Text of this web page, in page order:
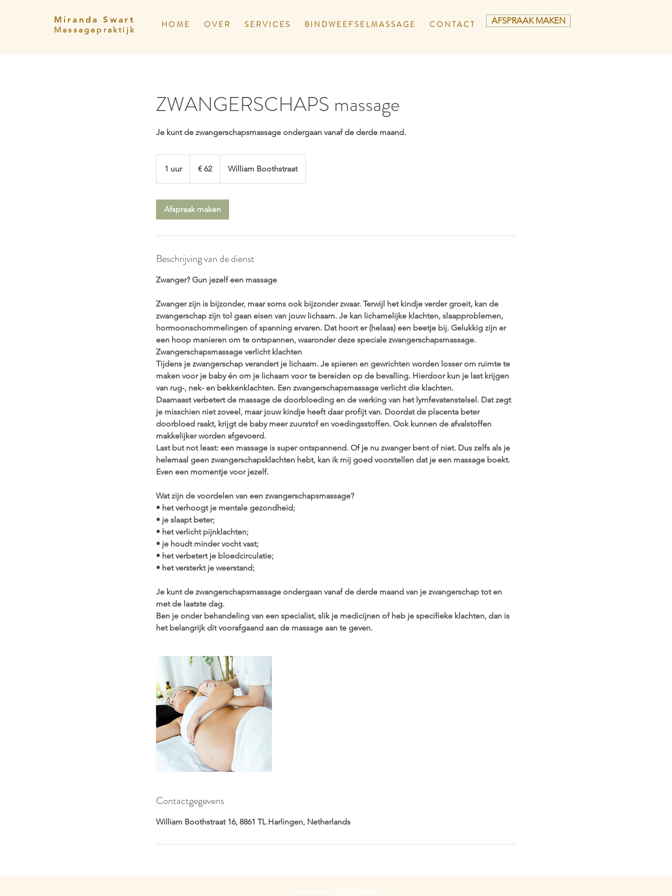
Miranda Swart
Massagepraktijk H O M E O V E R S E R V I C E S B I N D W E E F S E L M A S S A G E C O N T A C T AFSPRAAK MAKEN
ZWANGERSCHAPS massage
Je kunt de zwangerschapsmassage ondergaan vanaf de derde maand.
1 uur1
u
€ 62 William Boothstraat
Afspraak maken
Beschrijving van de dienst
Zwanger? Gun jezelf een massage
Zwanger zijn is bijzonder, maar soms ook bijzonder zwaar. Terwijl het kindje verder groeit, kan de
zwangerschap zijn tol gaan eisen van jouw lichaam. Je kan lichamelijke klachten, slaapproblemen,
hormoonschommelingen of spanning ervaren. Dat hoort er (helaas) een beetje bij. Gelukkig zijn er
een hoop manieren om te ontspannen, waaronder deze speciale zwangerschapsmassage.
Zwangerschapsmassage verlicht klachten
Tijdens je zwangerschap verandert je lichaam. Je spieren en gewrichten worden losser om ruimte te
maken voor je baby én om je lichaam voor te bereiden op de bevalling. Hierdoor kun je last krijgen
van rug-, nek- en bekkenklachten. Een zwangerschapsmassage verlicht die klachten.
Daarnaast verbetert de massage de doorbloeding en de werking van het lymfevatenstelsel. Dat zegt
je misschien niet zoveel, maar jouw kindje heeft daar profijt van. Doordat de placenta beter
doorbloed raakt, krijgt de baby meer zuurstof en voedingsstoffen. Ook kunnen de afvalstoffen
makkelijker worden afgevoerd.
Last but not least: een massage is super ontspannend. Of je nu zwanger bent of niet. Dus zelfs als je
helemaal geen zwangerschapsklachten hebt, kan ik mij goed voorstellen dat je een massage boekt.
Even een momentje voor jezelf.
Wat zijn de voordelen van een zwangerschapsmassage?
• het verhoogt je mentale gezondheid;
• je slaapt beter;
• het verlicht pijnklachten;
• je houdt minder vocht vast;
• het verbetert je bloedcirculatie;
• het versterkt je weerstand;
Je kunt de zwangerschapsmassage ondergaan vanaf de derde maand van je zwangerschap tot en
met de laatste dag.
Ben je onder behandeling van een specialist, slik je medicijnen of heb je specifieke klachten, dan is
het belangrijk dit voorafgaand aan de massage aan te geven.
Contactgegevens
William Boothstraat 16, 8861 TL Harlingen, Netherlands